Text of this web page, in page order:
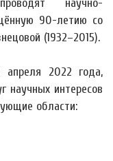
научно-
90-летию со
(1932–2015).
2022 года,
научных интересов
области: